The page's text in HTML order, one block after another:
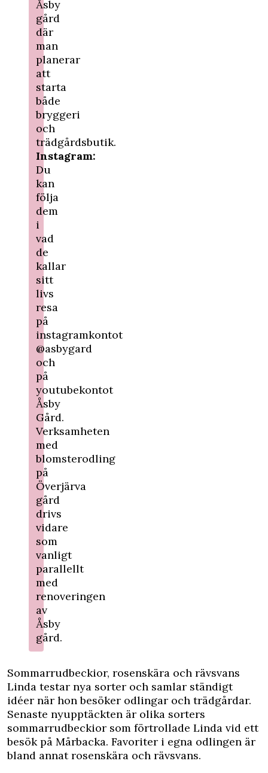
Åsby
gård
där
man
planerar
att
starta
både
bryggeri
och
trädgårdsbutik.
Instagram:
Du
kan
följa
dem
i
vad
de
kallar
sitt
livs
resa
på
instagramkontot
@asbygard
och
på
youtubekontot
Åsby
Gård.
Verksamheten
med
blomsterodling
på
Överjärva
gård
drivs
vidare
som
vanligt
parallellt
med
renoveringen
av
Åsby
gård.
Sommarrudbeckior, rosenskära och rävsvans
Linda testar nya sorter och samlar ständigt
idéer när hon besöker odlingar och trädgårdar.
Senaste nyupptäckten är olika sorters
sommarrudbeckior som förtrollade Linda vid ett
besök på Mårbacka. Favoriter i egna odlingen är
bland annat rosenskära och rävsvans.